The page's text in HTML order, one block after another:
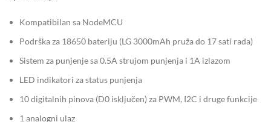
Kompatibilan sa NodeMCU
Podrška za 18650 bateriju (LG 3000mAh pruža do 17 sati rada)
Sistem za punjenje sa 0.5A strujom punjenja i 1A izlazom
LED indikatori za status punjenja
10 digitalnih pinova (D0 isključen) za PWM, I2C i druge funkcije
1 analogni ulaz